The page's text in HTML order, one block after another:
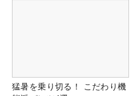
猛暑を乗り切る！ こだわり機